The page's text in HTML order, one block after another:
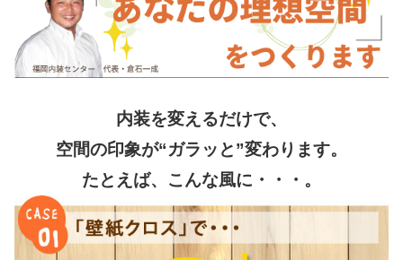
内装を変えるだけで、
空間の印象が“ガラッと”変わります。
たとえば、こんな風に・・・。